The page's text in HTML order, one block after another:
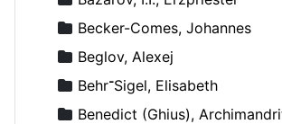
Becker-Comes, Johannes
Beglov, Alexej
Behr־Sigel, Elisabeth
Benedict (Ghius),